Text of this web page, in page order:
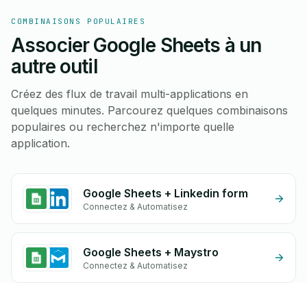
COMBINAISONS POPULAIRES
Associer Google Sheets à un
autre outil
Créez des flux de travail multi-applications en
quelques minutes. Parcourez quelques combinaisons
populaires ou recherchez n'importe quelle
application.
Google Sheets + Linkedin form
Connectez & Automatisez
Google Sheets + Maystro
Connectez & Automatisez